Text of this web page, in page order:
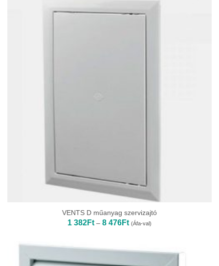
VENTS D műanyag szervizajtó
1 382Ft – 8 476FtÁrtartomány:
1
476Ft
(Áfa-val)